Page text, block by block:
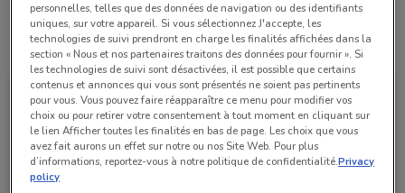
Toutes les offres de ce magasin
personnelles, telles que des données de navigation ou des identifiants
uniques, sur votre appareil. Si vous sélectionnez J'accepte, les
technologies de suivi prendront en charge les finalités affichées dans la
section « Nous et nos partenaires traitons des données pour fournir ». Si
les technologies de suivi sont désactivées, il est possible que certains
contenus et annonces qui vous sont présentés ne soient pas pertinents
pour vous. Vous pouvez faire réapparaître ce menu pour modifier vos
choix ou pour retirer votre consentement à tout moment en cliquant sur
le lien Afficher toutes les finalités en bas de page. Les choix que vous
avez fait aurons un effet sur notre ou nos Site Web. Pour plus
d’informations, reportez-vous à notre politique de confidentialité.Privacy
policy